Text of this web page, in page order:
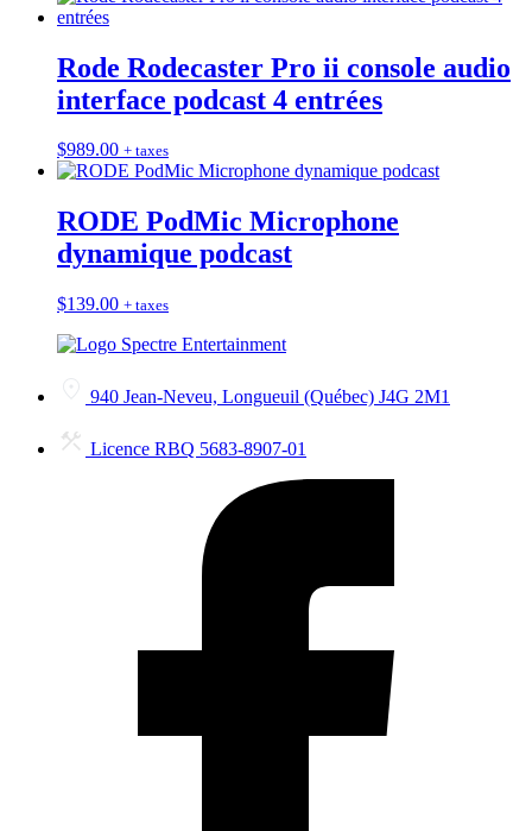
Rode Rodecaster Pro ii console audio
interface podcast 4 entrées
$989.00 + taxes
RODE PodMic Microphone
dynamique podcast
$139.00 + taxes
940 Jean-Neveu, Longueuil (Québec) J4G 2M1
Licence RBQ 5683-8907-01